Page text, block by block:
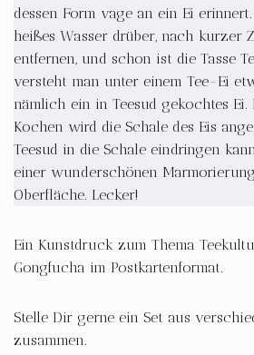
dessen Form vage an ein Ei
heißes Wasser drüber, nach kurzer
entfernen, und schon ist die Tasse
versteht man unter einem Tee-Ei
nämlich ein in Teesud gekochtes
Kochen wird die Schale des Eis
Teesud in die Schale eindringen
einer wunderschönen
Oberfläche. Lecker!
Ein Kunstdruck zum Thema
Gongfucha im Postkartenformat.
Stelle Dir gerne ein Set aus
zusammen.